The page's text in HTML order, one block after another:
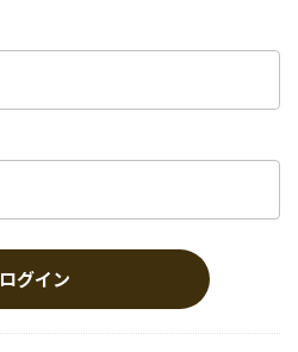
ログイン